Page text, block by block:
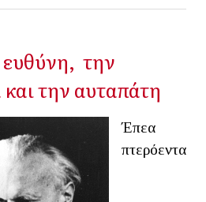
ευθύνη, την
την αυταπάτη
Έπεα
πτερόεντα